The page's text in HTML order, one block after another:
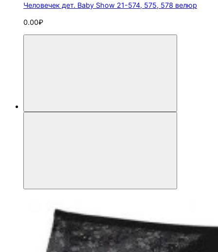
Человечек дет. Baby Show 21-574, 575, 578 велюр
0.00₽